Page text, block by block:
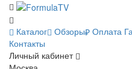
Каталог Обзоры Оплата
Контакты
Личный кабинет